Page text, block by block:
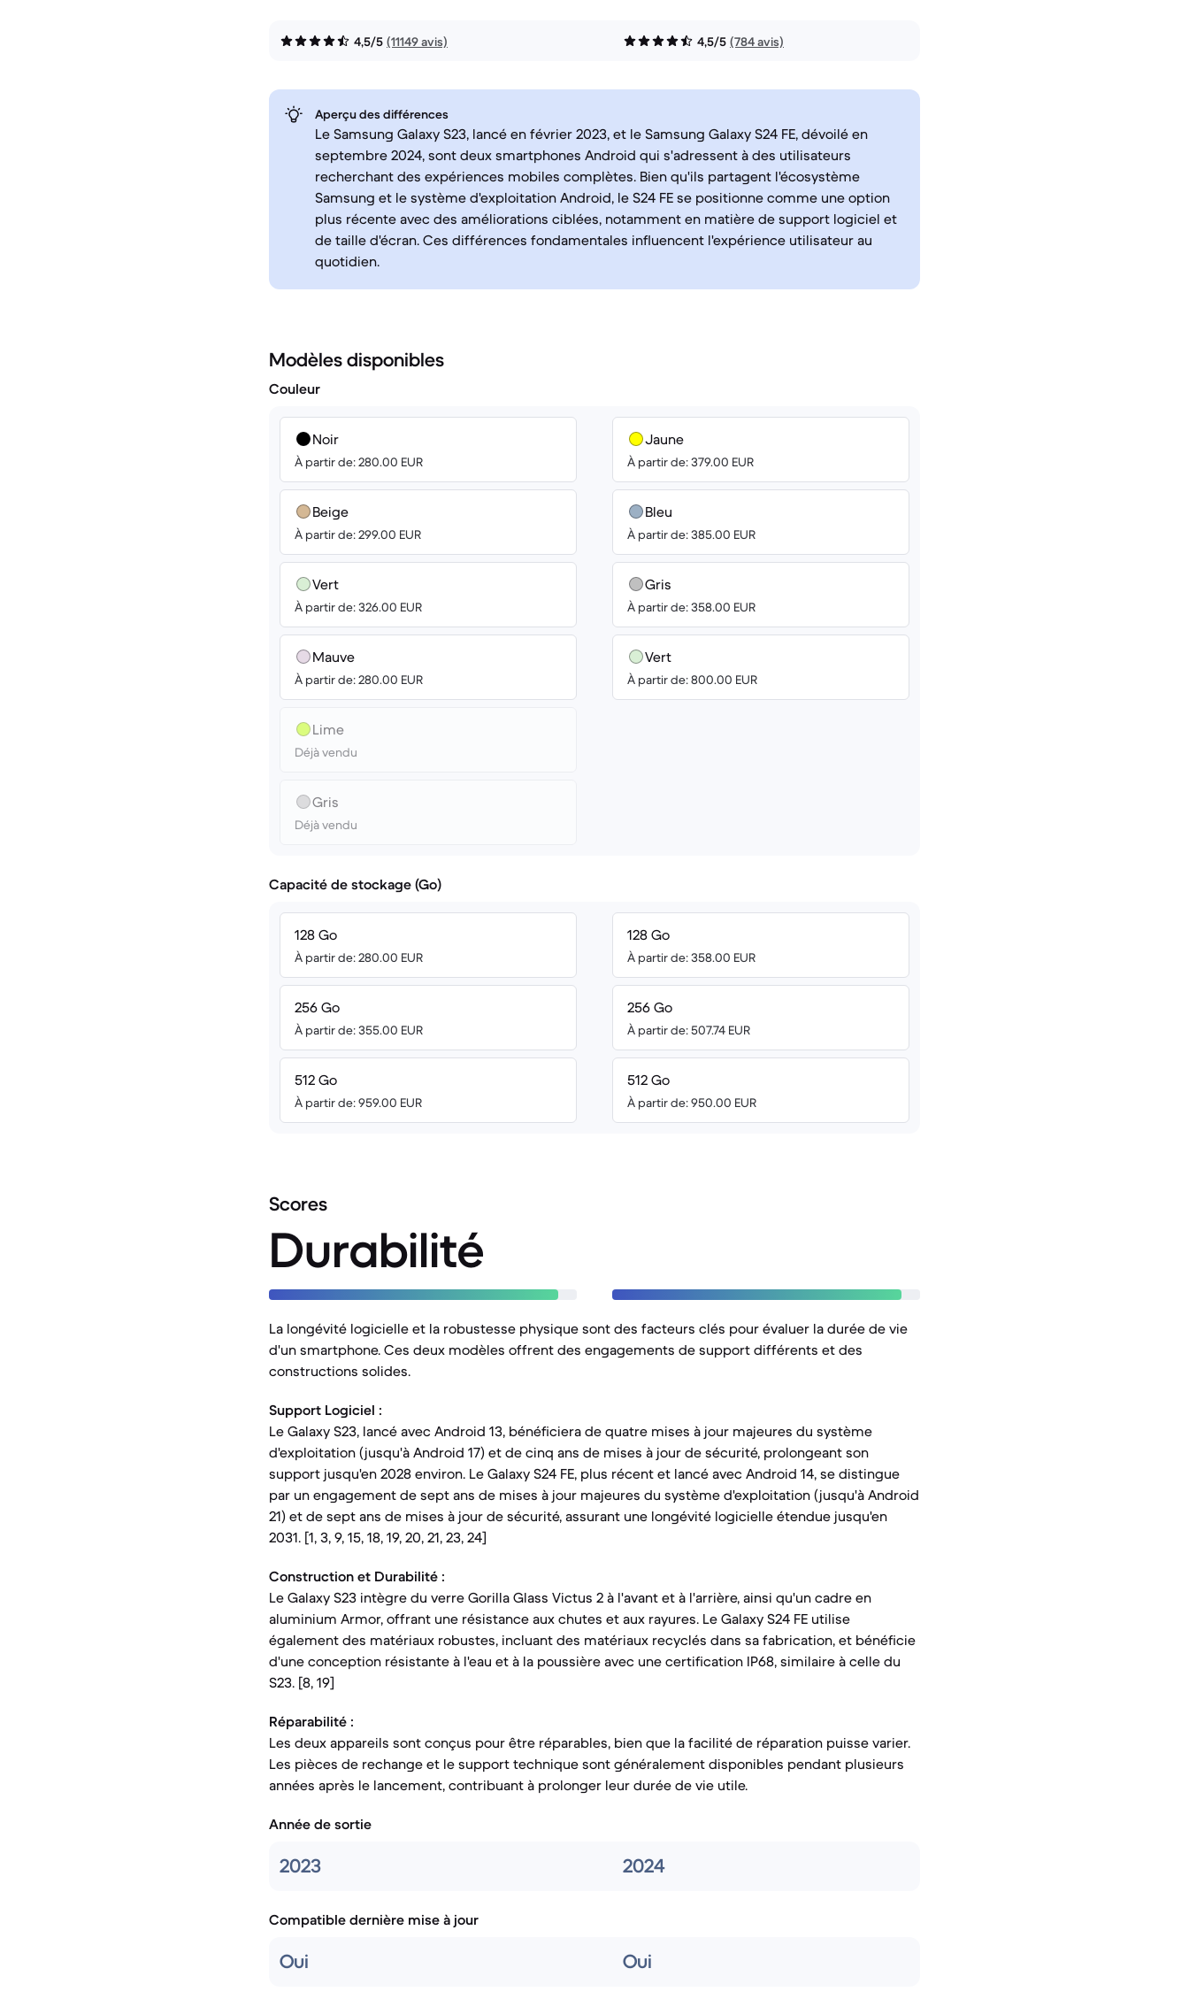
4,5/5 (11149 avis) 4,5/5 (784 avis)
Aperçu des différences
Le Samsung Galaxy S23, lancé en février 2023, et le Samsung Galaxy S24 FE, dévoilé en
septembre 2024, sont deux smartphones Android qui s'adressent à des utilisateurs
recherchant des expériences mobiles complètes. Bien qu'ils partagent l'écosystème
Samsung et le système d'exploitation Android, le S24 FE se positionne comme une option
plus récente avec des améliorations ciblées, notamment en matière de support logiciel et
de taille d'écran. Ces différences fondamentales influencent l'expérience utilisateur au
quotidien.
Modèles disponibles
Couleur
Noir
À partir de: 280.00 EUR
Beige
À partir de: 299.00 EUR
Vert
À partir de: 326.00 EUR
Mauve
À partir de: 280.00 EUR
Lime
Déjà vendu
Gris
Déjà vendu
Jaune
À partir de: 379.00 EUR
Bleu
À partir de: 385.00 EUR
Gris
À partir de: 358.00 EUR
Vert
À partir de: 800.00 EUR
Capacité de stockage (Go)
128 Go
À partir de: 280.00 EUR
256 Go
À partir de: 355.00 EUR
512 Go
À partir de: 959.00 EUR
128 Go
À partir de: 358.00 EUR
256 Go
À partir de: 507.74 EUR
512 Go
À partir de: 950.00 EUR
Scores
Durabilité
La longévité logicielle et la robustesse physique sont des facteurs clés pour évaluer la durée de vie
d'un smartphone. Ces deux modèles offrent des engagements de support différents et des
constructions solides.
Support Logiciel :
Le Galaxy S23, lancé avec Android 13, bénéficiera de quatre mises à jour majeures du système
d'exploitation (jusqu'à Android 17) et de cinq ans de mises à jour de sécurité, prolongeant son
support jusqu'en 2028 environ. Le Galaxy S24 FE, plus récent et lancé avec Android 14, se distingue
par un engagement de sept ans de mises à jour majeures du système d'exploitation (jusqu'à Android
21) et de sept ans de mises à jour de sécurité, assurant une longévité logicielle étendue jusqu'en
2031. [1, 3, 9, 15, 18, 19, 20, 21, 23, 24]
Construction et Durabilité :
Le Galaxy S23 intègre du verre Gorilla Glass Victus 2 à l'avant et à l'arrière, ainsi qu'un cadre en
aluminium Armor, offrant une résistance aux chutes et aux rayures. Le Galaxy S24 FE utilise
également des matériaux robustes, incluant des matériaux recyclés dans sa fabrication, et bénéficie
d'une conception résistante à l'eau et à la poussière avec une certification IP68, similaire à celle du
S23. [8, 19]
Réparabilité :
Les deux appareils sont conçus pour être réparables, bien que la facilité de réparation puisse varier.
Les pièces de rechange et le support technique sont généralement disponibles pendant plusieurs
années après le lancement, contribuant à prolonger leur durée de vie utile.
Année de sortie
2023 2024
Compatible dernière mise à jour
Oui Oui